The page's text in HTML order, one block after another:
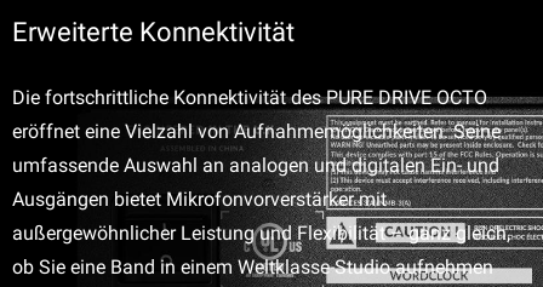
Erweiterte Konnektivität
Die fortschrittliche Konnektivität des PURE DRIVE OCTO
eröffnet eine Vielzahl von Aufnahmemöglichkeiten. Seine
umfassende Auswahl an analogen und digitalen Ein- und
Ausgängen bietet Mikrofonvorverstärker mit
außergewöhnlicher Leistung und Flexibilität – ganz gleich,
ob Sie eine Band in einem Weltklasse-Studio aufnehmen